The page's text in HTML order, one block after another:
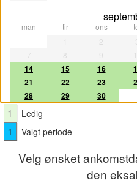
man tir ons
1
2
7
8 9
14
15 16
21
22 23
28
29 30
1 Ledig
1 Valgt periode
Velg ønsket
den